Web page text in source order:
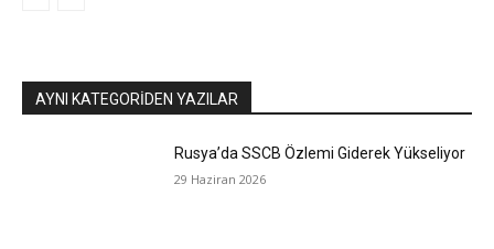
AYNI KATEGORIDEN YAZILAR
Rusya’da SSCB Özlemi Giderek Yükseliyor
29 Haziran 2026